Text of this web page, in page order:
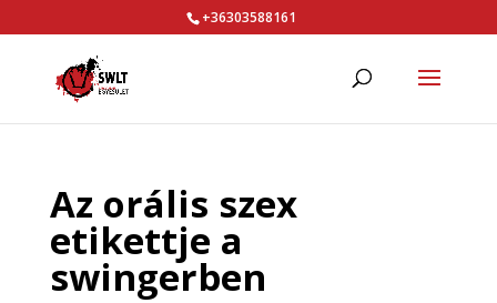
+36303588161
Az orális szex
etikettje a
swingerben